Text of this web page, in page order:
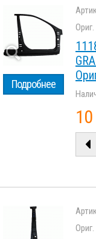
Подробнее